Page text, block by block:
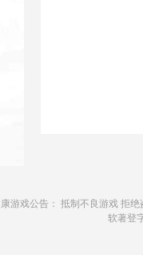
游戏公告： 抵制不良游戏 拒
软著登